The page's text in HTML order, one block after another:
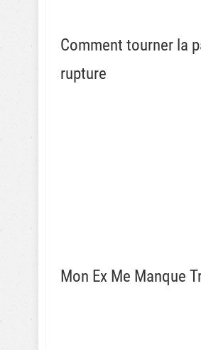
Comment tourner la
rupture
Mon Ex Me Manque